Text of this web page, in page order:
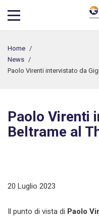
Home /
News /
Paolo Virenti intervistato da
Paolo Virenti
Beltrame al
20 Luglio 2023
Il punto di vista di Paolo